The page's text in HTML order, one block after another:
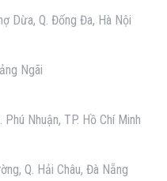
Dừa, Q. Đống Đa, Hà Nội
Ngãi
Nhuận, TP. Hồ Chí Minh
Q. Hải Châu, Đà Nẵng